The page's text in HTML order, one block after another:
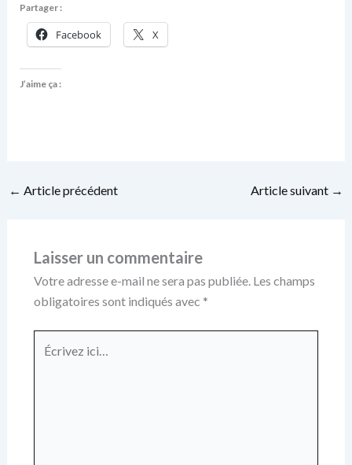
Partager :
Facebook X
J’aime ça :
← Article précédent Article suivant →
Laisser un commentaire
Votre adresse e-mail ne sera pas publiée. Les champs
obligatoires sont indiqués avec *
ici…